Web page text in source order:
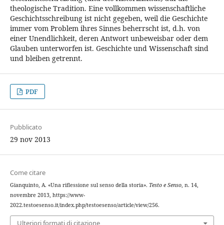
theologische Tradition. Eine vollkommen wissenschaftliche
Geschichtsschreibung ist nicht gegeben, weil die Geschichte
immer vom Problem ihres Sinnes beherrscht ist, d.h. von
einer Unendlichkeit, deren Antwort unbeweisbar oder dem
Glauben unterworfen ist. Geschichte und Wissenschaft sind
und bleiben getrennt.
PDF
Pubblicato
29 nov 2013
Come citare
Gianquinto, A. «Una riflessione sul senso della storia». Testo e Senso, n. 14,
novembre 2013, https://www-
2022.testoesenso.it/index.php/testoesenso/article/view/256.
Ulteriori formati di citazione